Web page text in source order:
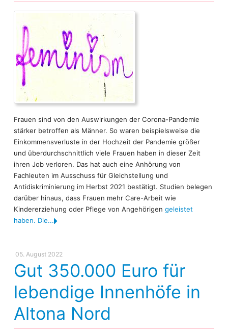
Frauen sind von den Auswirkungen der Corona-Pandemie
stärker betroffen als Männer. So waren beispielsweise die
Einkommensverluste in der Hochzeit der Pandemie größer
und überdurchschnittlich viele Frauen haben in dieser Zeit
ihren Job verloren. Das hat auch eine Anhörung von
Fachleuten im Ausschuss für Gleichstellung und
Antidiskriminierung im Herbst 2021 bestätigt. Studien belegen
darüber hinaus, dass Frauen mehr Care-Arbeit wie
Kindererziehung oder Pflege von Angehörigengeleistet
haben. Die...
05. August 2022
Gut 350.000 Euro für
lebendige Innenhöfe in
Altona Nord